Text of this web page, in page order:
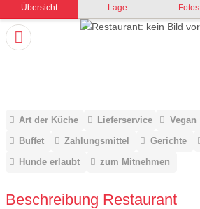
Übersicht Lage Fotos
Art der Küche Lieferservice Vegan
Buffet
Zahlungsmittel Gerichte
Hunde erlaubt
zum Mitnehmen
Beschreibung Restaurant